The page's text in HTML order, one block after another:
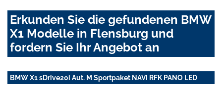
Erkunden Sie die gefundenen BMW
X1 Modelle in Flensburg und
fordern Sie Ihr Angebot an
BMW X1 sDrive20i Aut. M Sportpaket NAVI RFK PANO LED